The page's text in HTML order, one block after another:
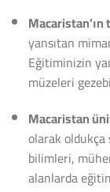
yansıtan
Eğitiminizin
müzeleri
Macaristan
olarak
bilimleri,
alanlarda